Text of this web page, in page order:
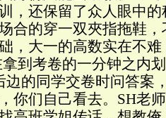
，还保留了众人眼中
合的穿一双夾指拖鞋
，大一的高数实在不
到考卷的一分钟之内
边的同学交卷时问答案
你们自己看去。SH老